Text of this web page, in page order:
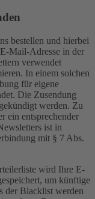
bestellen und hierbei
Mail-Adresse in der
verwendet
In einem solchen
für eigene
Die Zusendung
werden. Zu
ein entsprechender
ist in
mit § 7 Abs.
wird Ihre E-
um künftige
der Blacklist werden